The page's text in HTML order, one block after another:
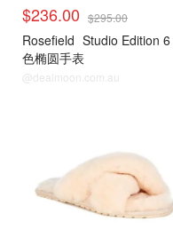
$236.00 $295.00
Rosefield Studio Edition 6
色椭圆手表
@dealmoon.com.au